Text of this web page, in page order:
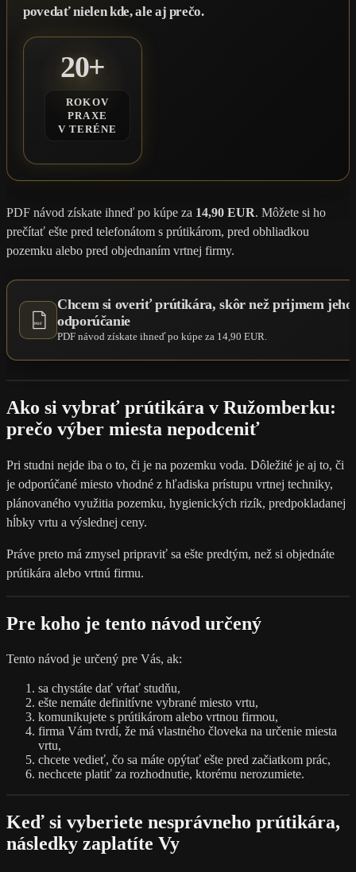
povedať nielen kde, ale aj prečo.
20+
ROKOV
PRAXE
V TERÉNE
PDF návod získate ihneď po kúpe za 14,90 EUR. Môžete si ho
prečítať ešte pred telefonátom s prútikárom, pred obhliadkou
pozemku alebo pred objednaním vrtnej firmy.
PDF
Chcem si overiť prútikára, skôr než prijmem jeho
odporúčanie
PDF návod získate ihneď po kúpe za 14,90 EUR.
Ako si vybrať prútikára v Ružomberku:
prečo výber miesta nepodceniť
Pri studni nejde iba o to, či je na pozemku voda. Dôležité je aj to, či
je odporúčané miesto vhodné z hľadiska prístupu vrtnej techniky,
plánovaného využitia pozemku, hygienických rizík, predpokladanej
hĺbky vrtu a výslednej ceny.
Práve preto má zmysel pripraviť sa ešte predtým, než si objednáte
prútikára alebo vrtnú firmu.
Pre koho je tento návod určený
Tento návod je určený pre Vás, ak:
sa chystáte dať vŕtať studňu,
ešte nemáte definitívne vybrané miesto vrtu,
komunikujete s prútikárom alebo vrtnou firmou,
firma Vám tvrdí, že má vlastného človeka na určenie miesta
vrtu,
chcete vedieť, čo sa máte opýtať ešte pred začiatkom prác,
nechcete platiť za rozhodnutie, ktorému nerozumiete.
Keď si vyberiete nesprávneho prútikára,
následky zaplatíte Vy